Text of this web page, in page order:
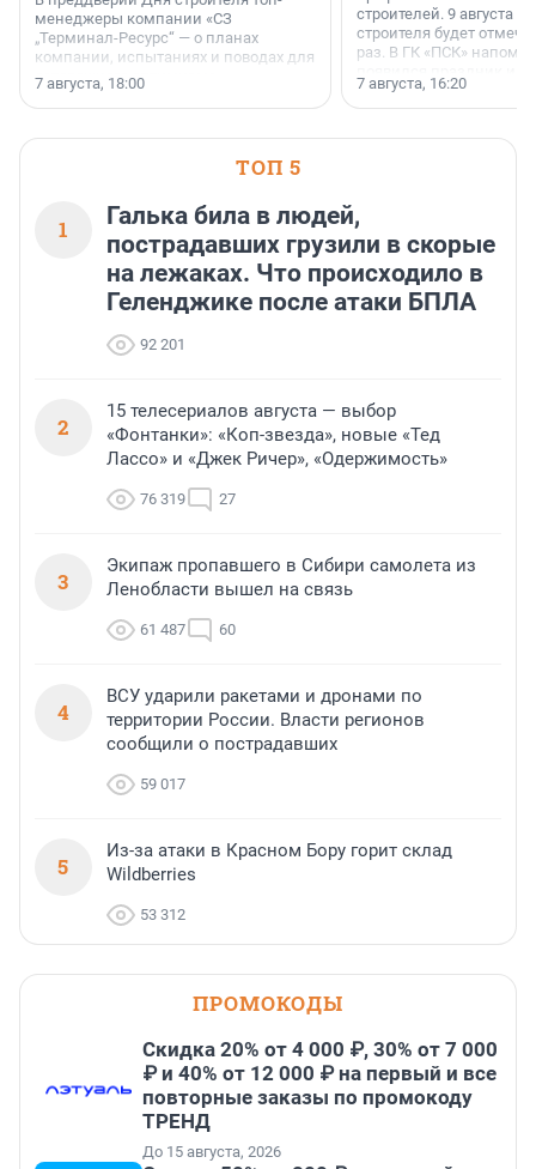
менеджеры компании «СЗ
„Терминал-Ресурс“ — о планах
компании, испытаниях и поводах для
осторожного оптимизма.
7 августа, 18:00
строителей. 9 августа
строителя будет
раз. В ГК «ПСК»
поменялась роль
7 августа, 16:20
ТОП 5
1
Галька била в людей,
пострадавших грузили в скорые
на лежаках. Что происходило в
Геленджике после атаки БПЛА
92 201
2
15 телесериалов августа — выбор
«Фонтанки»: «Коп-звезда», новые «Тед
Лассо» и «Джек Ричер», «Одержимость»
76 319 27
3
Экипаж пропавшего в Сибири самолета из
Ленобласти вышел на связь
61 487 60
4
ВСУ ударили ракетами и дронами по
территории России. Власти регионов
сообщили о пострадавших
59 017
5
Из-за атаки в Красном Бору горит склад
Wildberries
53 312
ПРОМОКОДЫ
Скидка 20% от 4 000 ₽, 30% от 7 000
₽ и 40% от 12 000 ₽ на первый и все
повторные заказы по промокоду
ТРЕНД
До 15 августа, 2026